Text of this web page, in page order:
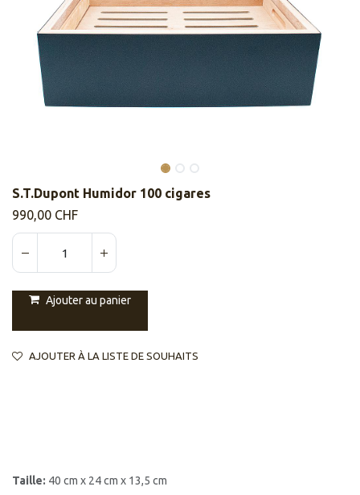
S.T.Dupont Humidor 100 cigares
990,00 CHF
Ajouter au panier
AJOUTER À LA LISTE DE SOUHAITS
Taille: 40 cm x 24 cm x 13,5 cm